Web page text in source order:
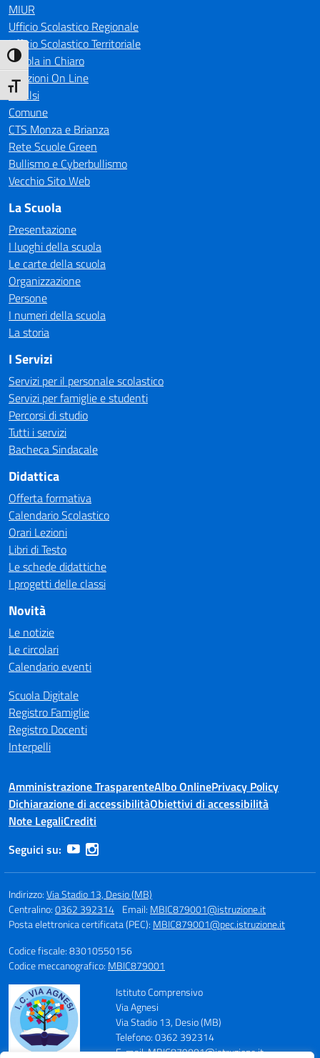
Attiva/disattiva alto contrasto
Attiva/disattiva dimensione testo
MIUR
Ufficio Scolastico Regionale
Ufficio Scolastico Territoriale
Scuola in Chiaro
Iscrizioni On Line
Invalsi
Comune
CTS Monza e Brianza
Rete Scuole Green
Bullismo e Cyberbullismo
Vecchio Sito Web
La Scuola
Presentazione
I luoghi della scuola
Le carte della scuola
Organizzazione
Persone
I numeri della scuola
La storia
I Servizi
Servizi per il personale scolastico
Servizi per famiglie e studenti
Percorsi di studio
Tutti i servizi
Bacheca Sindacale
Didattica
Offerta formativa
Calendario Scolastico
Orari Lezioni
Libri di Testo
Le schede didattiche
I progetti delle classi
Novità
Le notizie
Le circolari
Calendario eventi
Scuola Digitale
Registro Famiglie
Registro Docenti
Interpelli
Amministrazione TrasparenteAlbo OnlinePrivacy Policy
Dichiarazione di accessibilitàObiettivi di accessibilità
Note LegaliCrediti
Seguici su:
Indirizzo:Via Stadio 13, Desio (MB)
Centralino:0362 392314 Email: MBIC879001@istruzione.it
Posta elettronica certificata (PEC): MBIC879001@pec.istruzione.it
Codice fiscale: 83010550156
Codice meccanografico: MBIC879001
Istituto Comprensivo
Via Agnesi
Via Stadio 13, Desio (MB)
Telefono: 0362 392314
E-mail: MBIC879001@istruzione.it